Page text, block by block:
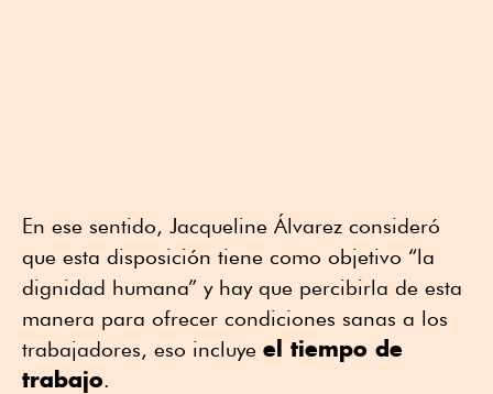
En ese sentido, Jacqueline Álvarez consideró
que esta disposición tiene como objetivo “la
dignidad humana” y hay que percibirla de esta
manera para ofrecer condiciones sanas a los
trabajadores, eso incluye el tiempo de
trabajo.